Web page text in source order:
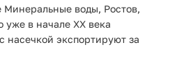
Минеральные воды, Ростов,
в начале XX века
с насечкой экспортируют за